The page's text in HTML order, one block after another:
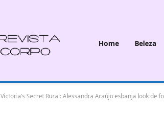
Home Beleza
Victoria’s Secret Rural: Alessandra Araújo esbanja look de